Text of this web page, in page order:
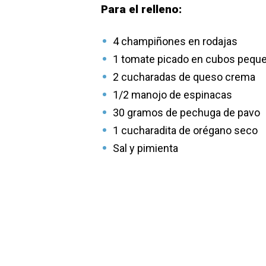
Para el relleno:
4champiñones en rodajas
1 tomate picado en cubos
2 cucharadas de queso crema
1/2 manojo de espinacas
30 gramos de pechuga de pavo
1 cucharadita de orégano seco
Sal y pimienta